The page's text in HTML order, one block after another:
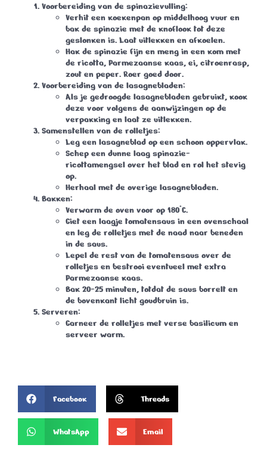
Voorbereiding van de spinazievulling:
Verhit een koekenpan op middelhoog vuur en
bak de spinazie met de knoflook tot deze
geslonken is. Laat uitlekken en afkoelen.
Hak de spinazie fijn en meng in een kom met
de ricotta, Parmezaanse kaas, ei, citroenrasp,
zout en peper. Roer goed door.
Voorbereiding van de lasagnebladen:
Als je gedroogde lasagnebladen gebruikt, kook
deze voor volgens de aanwijzingen op de
verpakking en laat ze uitlekken.
Samenstellen van de rolletjes:
Leg een lasagneblad op een schoon oppervlak.
Schep een dunne laag spinazie-
ricottamengsel over het blad en rol het stevig
op.
Herhaal met de overige lasagnebladen.
Bakken:
Verwarm de oven voor op 180°C.
Giet een laagje tomatensaus in een ovenschaal
en leg de rolletjes met de naad naar beneden
in de saus.
Lepel de rest van de tomatensaus over de
rolletjes en bestrooi eventueel met extra
Parmezaanse kaas.
Bak 20-25 minuten, totdat de saus borrelt en
de bovenkant licht goudbruin is.
Serveren:
Garneer de rolletjes met verse basilicum en
serveer warm.
Facebook Threads
WhatsApp Email